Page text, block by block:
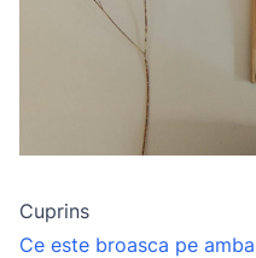
Cuprins
Ce este broasca pe